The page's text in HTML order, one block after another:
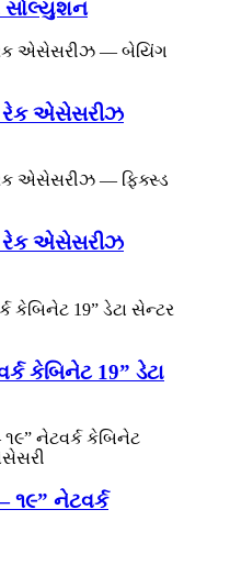
સોલ્યુશન
રેક એસેસરીઝ
રેક એસેસરીઝ
કેબિનેટ 19” ડેટા
નેટવર્ક